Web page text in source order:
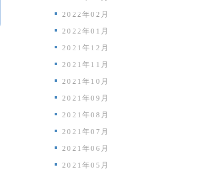
2022年02月
2022年01月
2021年12月
2021年11月
2021年10月
2021年09月
2021年08月
2021年07月
2021年06月
2021年05月